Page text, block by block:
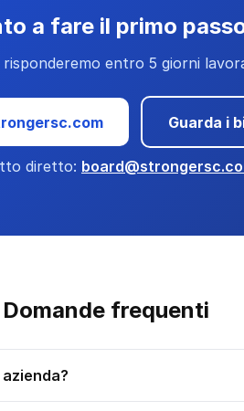
a fare il primo
entro 5 giorni
Guarda i
diretto:
Domande frequenti